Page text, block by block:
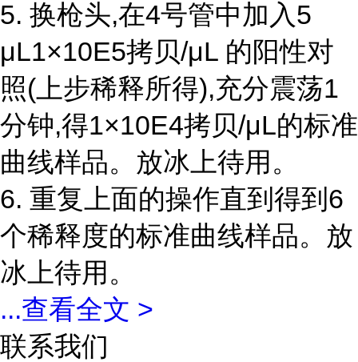
5. 换枪头,在4号管中加入5
μL1×10E5拷贝/μL 的阳性对
照(上步稀释所得),充分震荡1
分钟,得1×10E4拷贝/μL的标准
曲线样品。放冰上待用。
6. 重复上面的操作直到得到6
个稀释度的标准曲线样品。放
冰上待用。
...查看全文 >
联系我们